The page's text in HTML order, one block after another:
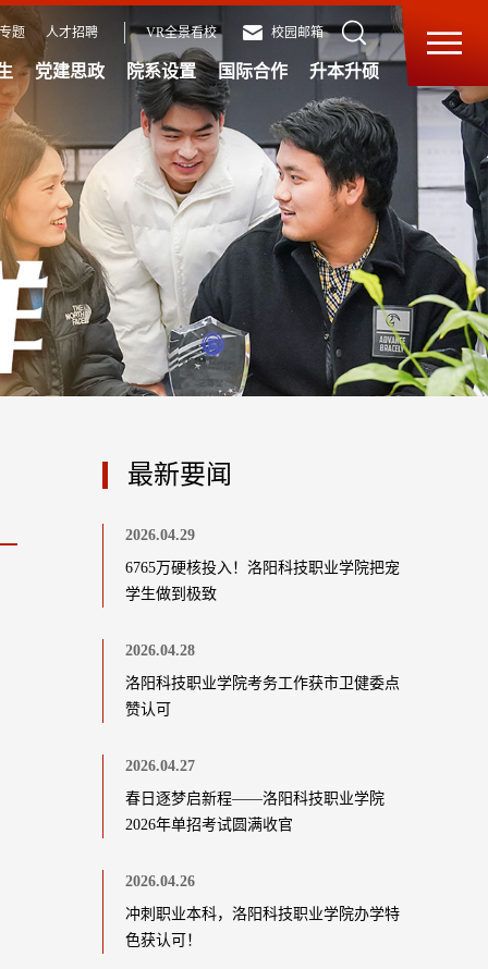
校园邮箱
题 人才招聘 VR全景看校
党建思政 院系设置 国际合作 升本升硕
最新要闻
2026.04.29
6765万硬核投入！洛阳科技职业学院把宠
学生做到极致
2026.04.28
洛阳科技职业学院考务工作获市卫健委点
赞认可
2026.04.27
春日逐梦启新程——洛阳科技职业学院
2026年单招考试圆满收官
2026.04.26
冲刺职业本科，洛阳科技职业学院办学特
色获认可！